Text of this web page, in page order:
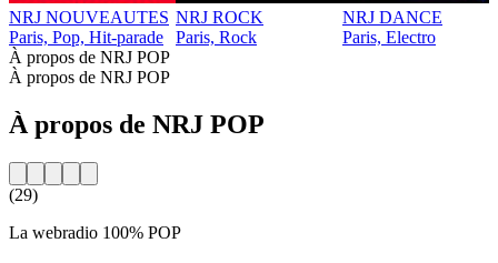
NRJ NOUVEAUTES
Paris, Pop, Hit-parade
NRJ ROCK
Paris, Rock
NRJ DANCE
Paris, Electro
À propos de NRJ POP
À propos de NRJ POP
À propos de NRJ POP
(29)
La webradio 100% POP